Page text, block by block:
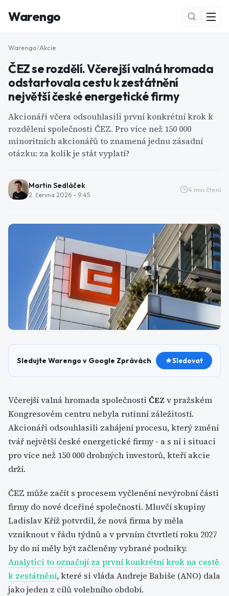
Warengo
NOVÉ
Warengo/Akcie
ČEZ se rozdělí. Včerejší valná hromada
odstartovala cestu k zestátnění
největší české energetické firmy
Akcionáři včera odsouhlasili první konkrétní krok k
rozdělení společnosti ČEZ. Pro více než 150 000
minoritních akcionářů to znamená jednu zásadní
otázku: za kolik je stát vyplatí?
Martin Sedláček
2. června 2026 - 9:45
4 min čtení
Sledujte Warengo v Google Zprávách Sledovat
Včerejší valná hromada společnosti ČEZ v pražském
Kongresovém centru nebyla rutinní záležitostí.
Akcionáři odsouhlasili zahájení procesu, který změní
tvář největší české energetické firmy - a s ní i situaci
pro více než 150 000 drobných investorů, kteří akcie
drží.
ČEZ může začít s procesem vyčlenění nevýrobní části
firmy do nové dceřiné společnosti. Mluvčí skupiny
Ladislav Kříž potvrdil, že nová firma by měla
vzniknout v řádu týdnů a v prvním čtvrtletí roku 2027
by do ní měly být začleněny vybrané podniky.
Analytici to označují za první konkrétní krok na cestě
k zestátnění, které si vláda Andreje Babiše (ANO) dala
jako jeden z cílů volebního období.